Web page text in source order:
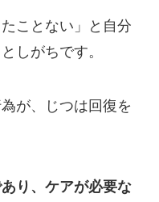
ことない」と自分
しがちです。
が、じつは回復を
り、ケアが必要な